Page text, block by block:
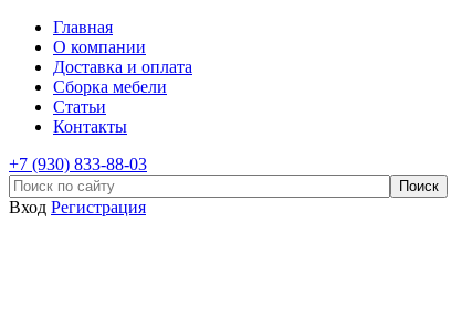
Главная
О компании
Доставка и оплата
Сборка мебели
Статьи
Контакты
+7 (930) 833-88-03
Вход Регистрация